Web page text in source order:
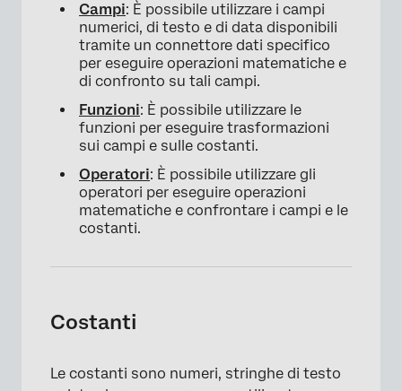
Campi: È possibile utilizzare i campi
numerici, di testo e di data disponibili
tramite un connettore dati specifico
per eseguire operazioni matematiche e
di confronto su tali campi.
Funzioni: È possibile utilizzare le
funzioni per eseguire trasformazioni
sui campi e sulle costanti.
Operatori: È possibile utilizzare gli
operatori per eseguire operazioni
matematiche e confrontare i campi e le
costanti.
Costanti
Le costanti sono numeri, stringhe di testo